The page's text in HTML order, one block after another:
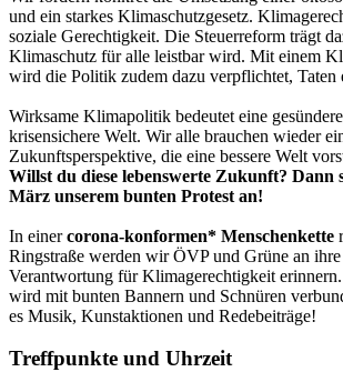
und ein starkes Klimaschutzgesetz.
soziale Gerechtigkeit. Die Steuerreform trägt
Klimaschutz für alle leistbar wird. Mit einem
wird die Politik zudem dazu verpflichtet, Taten
Wirksame Klimapolitik bedeutet eine
krisensichere Welt. Wir alle brauchen wieder
Zukunftsperspektive, die eine bessere Welt
Willst du diese lebenswerte Zukunft? Dann
März unserem bunten Protest an!
In einercorona-konformen* Menschenkette
Ringstraße werden wir ÖVP und Grüne an
Verantwortung für Klimagerechtigkeit
wird mit bunten Bannern und Schnüren
es Musik, Kunstaktionen und Redebeiträge!
Treffpunkte und Uhrzeit